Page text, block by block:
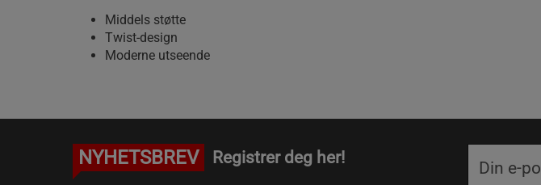
Middels støtte
Twist-design
Moderne utseende
NYHETSBREV Registrer deg her!